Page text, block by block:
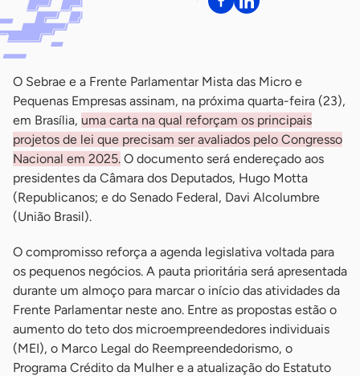
O Sebrae e a Frente Parlamentar Mista das Micro e
Pequenas Empresas assinam, na próxima quarta-feira (23),
em Brasília, uma carta na qual reforçam os principais
projetos de lei que precisam ser avaliados pelo Congresso
Nacional em 2025. O documento será endereçado aos
presidentes da Câmara dos Deputados, Hugo Motta
(Republicanos; e do Senado Federal, Davi Alcolumbre
(União Brasil).
O compromisso reforça a agenda legislativa voltada para
os pequenos negócios. A pauta prioritária será apresentada
durante um almoço para marcar o início das atividades da
Frente Parlamentar neste ano. Entre as propostas estão o
aumento do teto dos microempreendedores individuais
(MEI), o Marco Legal do Reempreendedorismo, o
Programa Crédito da Mulher e a atualização do Estatuto